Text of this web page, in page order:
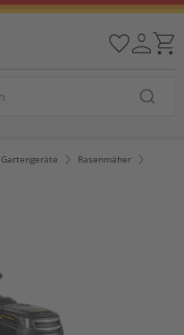
Gartengeräte
Rasenmäher